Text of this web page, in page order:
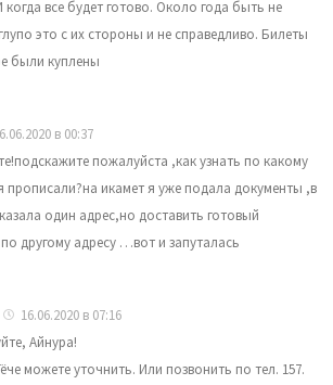
когда все будет готово. Около года быть не
это с их стороны и не справедливо. Билеты
были куплены
в 00:37
пожалуйста ,как узнать по какому
прописали?на икамет я уже подала документы ,в
один адрес,но доставить готовый
другому адресу …вот и запуталась
16.06.2020 в 07:16
Айнура!
можете уточнить. Или позвонить по тел. 157.